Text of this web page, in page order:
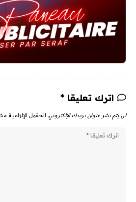
اترك تعليقا *
لن يتم نشر عنوان بريدك الإلكتروني. الحقول الإلزامية